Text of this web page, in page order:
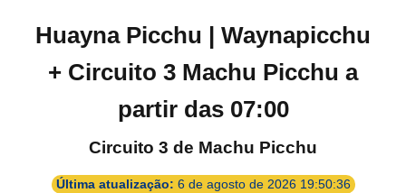
Huayna Picchu | Waynapicchu
+ Circuito 3 Machu Picchu a
partir das 07:00
Circuito 3 de Machu Picchu
Última atualização: 6 de agosto de 2026 19:50:36